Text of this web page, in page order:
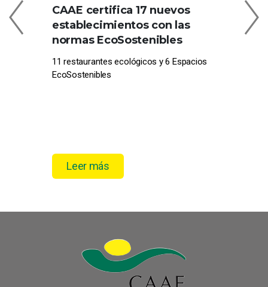
CAAE certifica 17 nuevos
establecimientos con las
normas EcoSostenibles
11 restaurantes ecológicos y 6 Espacios
EcoSostenibles
Leer más